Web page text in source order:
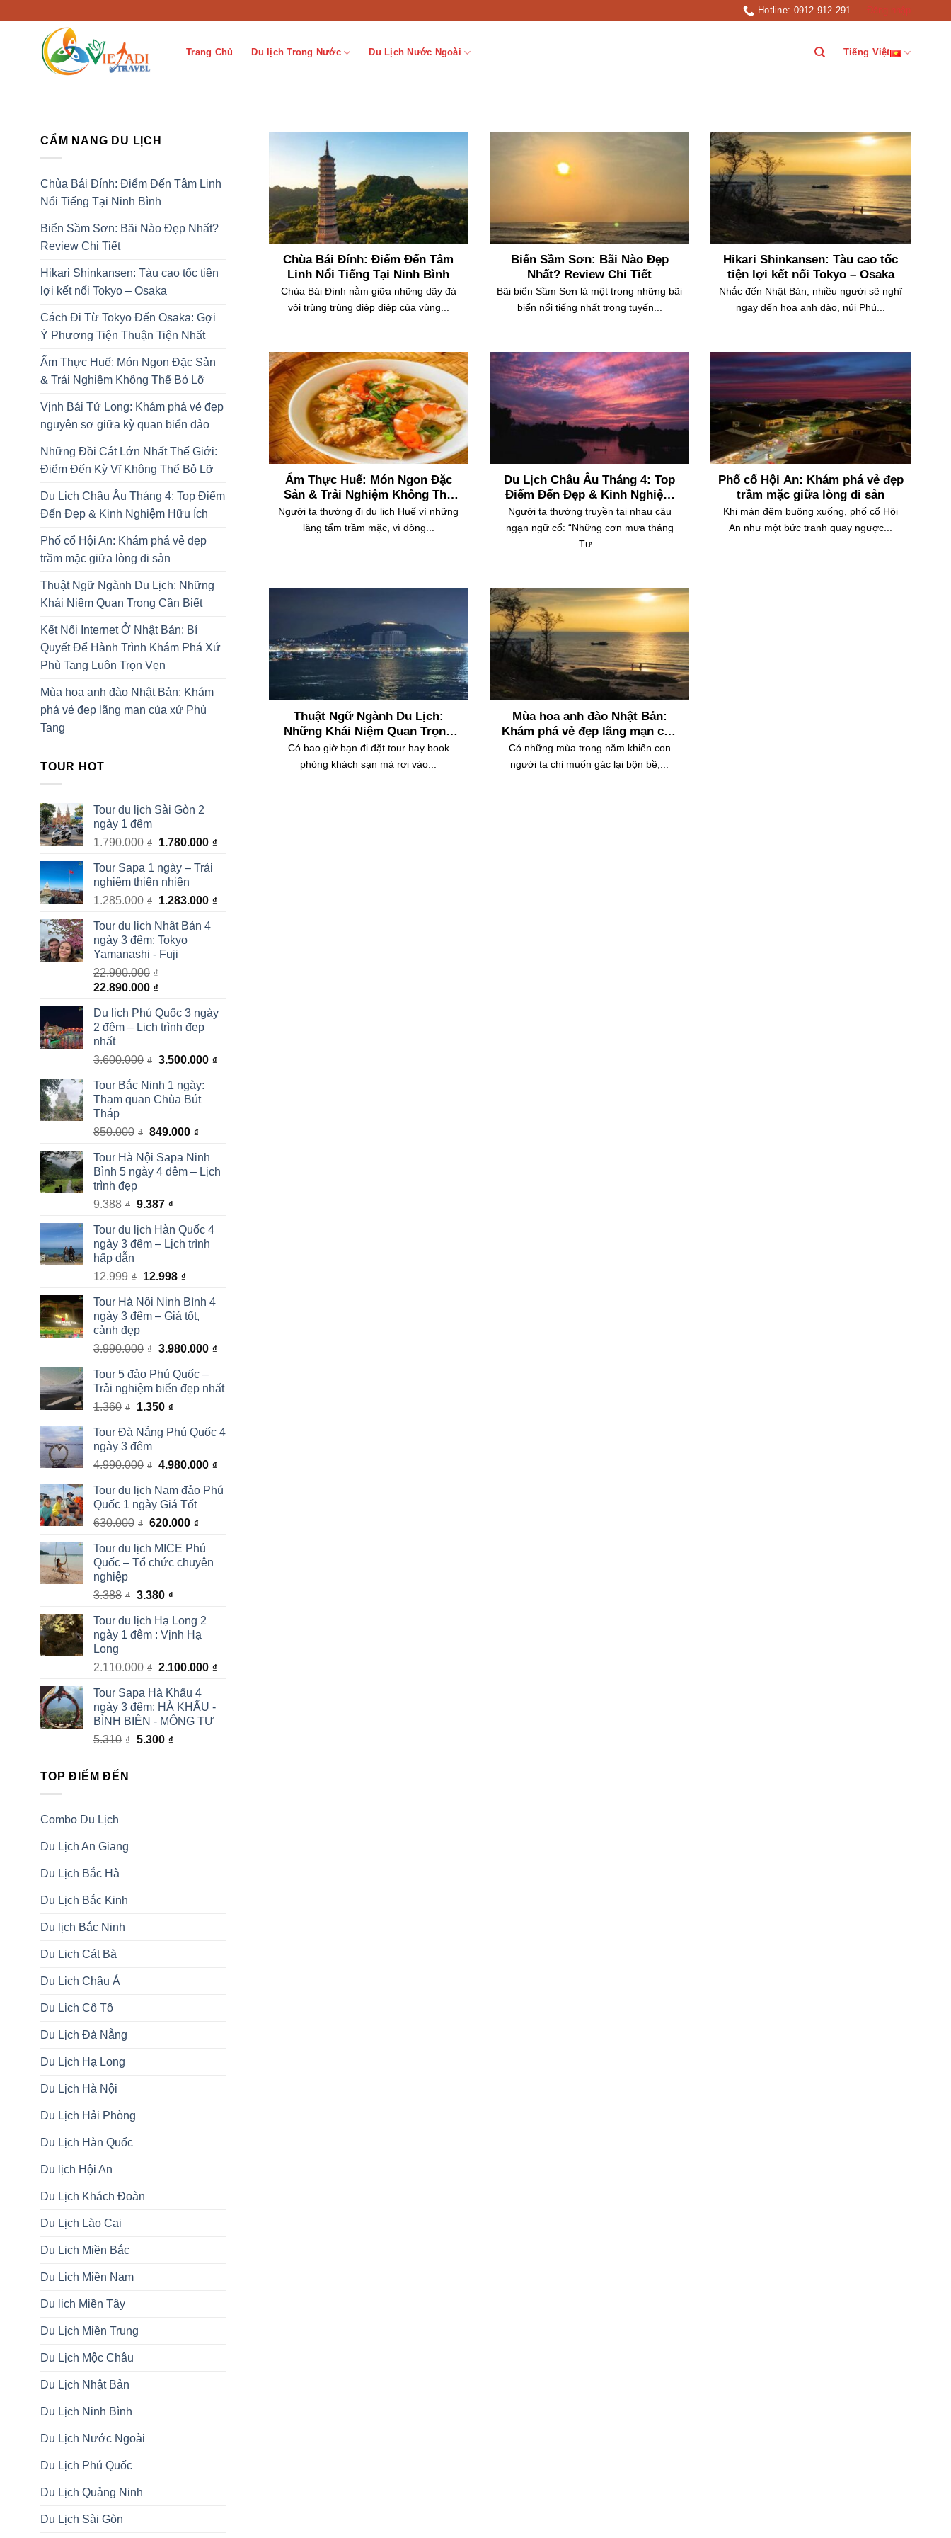
Hotline: 0912.912.291 Đăng nhập
Trang Chủ Du lịch Trong Nước Du Lịch Nước Ngoài Tiếng Việt
CẨM NANG DU LỊCH
Chùa Bái Đính: Điểm Đến Tâm Linh
Nổi Tiếng Tại Ninh Bình
Biển Sầm Sơn: Bãi Nào Đẹp Nhất?
Review Chi Tiết
Hikari Shinkansen: Tàu cao tốc tiện
lợi kết nối Tokyo – Osaka
Cách Đi Từ Tokyo Đến Osaka: Gợi
Ý Phương Tiện Thuận Tiện Nhất
Ẩm Thực Huế: Món Ngon Đặc Sản
& Trải Nghiệm Không Thể Bỏ Lỡ
Vịnh Bái Tử Long: Khám phá vẻ đẹp
nguyên sơ giữa kỳ quan biển đảo
Những Đồi Cát Lớn Nhất Thế Giới:
Điểm Đến Kỳ Vĩ Không Thể Bỏ Lỡ
Du Lịch Châu Âu Tháng 4: Top Điểm
Đến Đẹp & Kinh Nghiệm Hữu Ích
Phố cổ Hội An: Khám phá vẻ đẹp
trầm mặc giữa lòng di sản
Thuật Ngữ Ngành Du Lịch: Những
Khái Niệm Quan Trọng Cần Biết
Kết Nối Internet Ở Nhật Bản: Bí
Quyết Để Hành Trình Khám Phá Xứ
Phù Tang Luôn Trọn Vẹn
Mùa hoa anh đào Nhật Bản: Khám
phá vẻ đẹp lãng mạn của xứ Phù
Tang
TOUR HOT
Tour du lịch Sài Gòn 2
ngày 1 đêm
1.790.000 ₫
Giá
là:
1.790.000₫.
1.780.000 ₫Giá
1.780.000₫.
Tour Sapa 1 ngày – Trải
nghiệm thiên nhiên
1.285.000 ₫
Giá
là:
1.285.000₫.
1.283.000 ₫Giá
Tour du lịch Nhật Bản 4
ngày 3 đêm: Tokyo
Yamanashi - Fuji
22.900.000 ₫
Giá
là:
22.900.000₫.
22.890.000 ₫
tại
là:
Du lịch Phú Quốc 3 ngày
2 đêm – Lịch trình đẹp
nhất
3.600.000 ₫ Giá
là:
3.600.000₫.
3.500.000 ₫Giá
Tour Bắc Ninh 1 ngày:
Tham quan Chùa Bút
Tháp
850.000 ₫ Giá
là:
850.000₫.
849.000 ₫Giá
tại
là:
Tour Hà Nội Sapa Ninh
Bình 5 ngày 4 đêm – Lịch
trình đẹp
9.388 ₫ Giá
là:
9.388₫.
9.387 ₫Giá
tại
là:
Tour du lịch Hàn Quốc 4
ngày 3 đêm – Lịch trình
hấp dẫn
12.999 ₫
Giá
là:
12.999₫.
12.998 ₫Giá
tại
là:
Tour Hà Nội Ninh Bình 4
ngày 3 đêm – Giá tốt,
cảnh đẹp
3.990.000 ₫ Giá
là:
3.990.000₫.
3.980.000 ₫Giá
là:
Tour 5 đảo Phú Quốc –
Trải nghiệm biển đẹp nhất
1.360 ₫
Giá
là:
1.360₫.
1.350 ₫Giá
tại
1.350₫.
Tour Đà Nẵng Phú Quốc 4
ngày 3 đêm
4.990.000 ₫ Giá
là:
4.990.000₫.
4.980.000 ₫Giá
tại
Tour du lịch Nam đảo Phú
Quốc 1 ngày Giá Tốt
630.000 ₫ Giá
là:
630.000₫.
620.000 ₫Giá
tại
là:
Tour du lịch MICE Phú
Quốc – Tổ chức chuyên
nghiệp
3.388 ₫ Giá
là:
3.388₫.
3.380 ₫Giá
tại
là:
Tour du lịch Hạ Long 2
ngày 1 đêm : Vịnh Hạ
Long
2.110.000 ₫ Giá
là:
2.110.000₫.
2.100.000 ₫Giá
Tour Sapa Hà Khẩu 4
ngày 3 đêm: HÀ KHẨU -
BÌNH BIÊN - MÔNG TỰ
5.310 ₫ Giá
5.300 ₫Giá
TOP ĐIỂM ĐẾN
Combo Du Lịch
Du Lịch An Giang
Du Lịch Bắc Hà
Du Lịch Bắc Kinh
Du lịch Bắc Ninh
Du Lịch Cát Bà
Du Lịch Châu Á
Du Lịch Cô Tô
Du Lịch Đà Nẵng
Du Lịch Hạ Long
Du Lịch Hà Nội
Du Lịch Hải Phòng
Du Lịch Hàn Quốc
Du lịch Hội An
Du Lịch Khách Đoàn
Du Lịch Lào Cai
Du Lịch Miền Bắc
Du Lịch Miền Nam
Du lịch Miền Tây
Du Lịch Miền Trung
Du Lịch Mộc Châu
Du Lịch Nhật Bản
Du Lịch Ninh Bình
Du Lịch Nước Ngoài
Du Lịch Phú Quốc
Du Lịch Quảng Ninh
Du Lịch Sài Gòn
Chùa Bái Đính: Điểm Đến Tâm
Linh Nổi Tiếng Tại Ninh Bình
Chùa Bái Đính nằm giữa những dãy đá
vôi trùng trùng điệp điệp của vùng...
Biển Sầm Sơn: Bãi Nào Đẹp
Nhất? Review Chi Tiết
Bãi biển Sầm Sơn là một trong những bãi
biển nổi tiếng nhất trong tuyến...
Hikari Shinkansen: Tàu cao tốc
tiện lợi kết nối Tokyo – Osaka
Nhắc đến Nhật Bản, nhiều người sẽ nghĩ
ngay đến hoa anh đào, núi Phú...
Ẩm Thực Huế: Món Ngon Đặc
Sản & Trải Nghiệm Không Thể
Bỏ Lỡ
Người ta thường đi du lịch Huế vì những
lăng tẩm trầm mặc, vì dòng...
Du Lịch Châu Âu Tháng 4: Top
Điểm Đến Đẹp & Kinh Nghiệm
Hữu Ích
Người ta thường truyền tai nhau câu
ngạn ngữ cổ: “Những cơn mưa tháng
Tư...
Phố cổ Hội An: Khám phá vẻ đẹp
trầm mặc giữa lòng di sản
Khi màn đêm buông xuống, phố cổ Hội
An như một bức tranh quay ngược...
Thuật Ngữ Ngành Du Lịch:
Những Khái Niệm Quan Trọng
Cần Biết
Có bao giờ bạn đi đặt tour hay book
phòng khách sạn mà rơi vào...
Mùa hoa anh đào Nhật Bản:
Khám phá vẻ đẹp lãng mạn của
xứ Phù Tang
Có những mùa trong năm khiến con
người ta chỉ muốn gác lại bộn bề,...